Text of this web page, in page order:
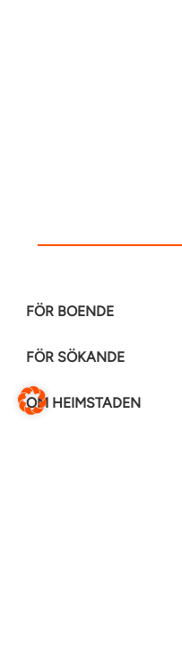
FÖR BOENDE
FÖR SÖKANDE
OM HEIMSTADEN